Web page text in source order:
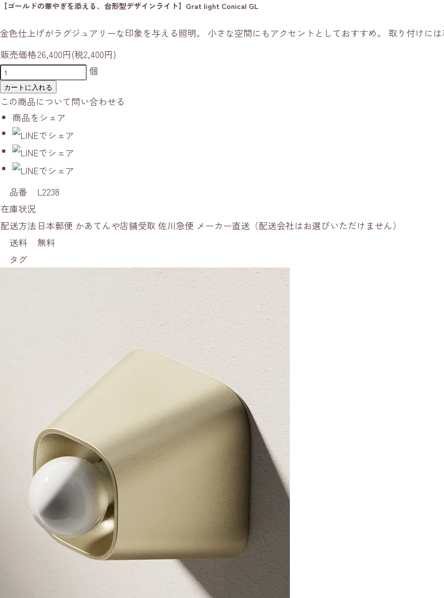
【ゴールドの華やぎを添える、台形型デザインライト】Grat light Conical GL
金色仕上げがラグジュアリーな印象を与える照明。 小さな空間にもアクセントとしておすすめ。 取り付けには
販売価格26,400円(税2,400円)
個
カートに入れる
この商品について問い合わせる
商品をシェア
品番
L2238
在庫状況
配送方法 日本郵便 かあてんや店舗受取 佐川急便 メーカー直送（配送会社はお選びいただけません）
送料
無料
タグ